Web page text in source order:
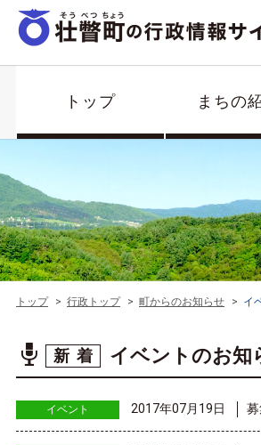
トップ まちの
トップ 行政トップ 町からのお知らせ イ
新着 イベントのお知
イベント 2017年07月19日